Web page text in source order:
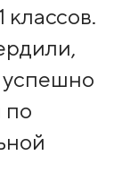
классов.
успешно
по